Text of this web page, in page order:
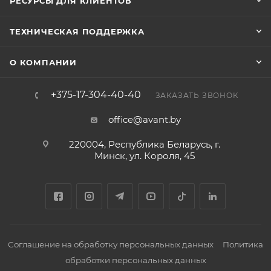
интеллектуального слежения "Радар+PTZ",
многозадачный). Питание: DC 36 В ±25% (0.67 А) или
AC 24 В ±25% (1 А) с максимальной мощностью 24 Вт.
имеет размеры 228×206×61 мм и вес约1.8 кг. Рабочие
условия: температура -40°C до +65°C, влажность до
ТЕХНИЧЕСКАЯ ПОДДЕРЖКА
О КОМПАНИИ
+375-17-304-40-40 ЗАКАЗАТЬ ЗВОНОК
office@avant.by
220004, Республика Беларусь, г.
Минск, ул. Короля, 45
Соглашение на обработку персональных данных
Политика
обработки персональных данных